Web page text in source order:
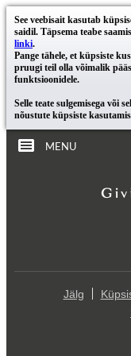
See veebisait kasutab
saidil. Täpsema teabe
linki.
Pange tähele, et küpsiste
pruugi teil olla võimalik
funktsioonidele.
Selle teate sulgemisega või
nõustute küpsiste
MENU
Jälg